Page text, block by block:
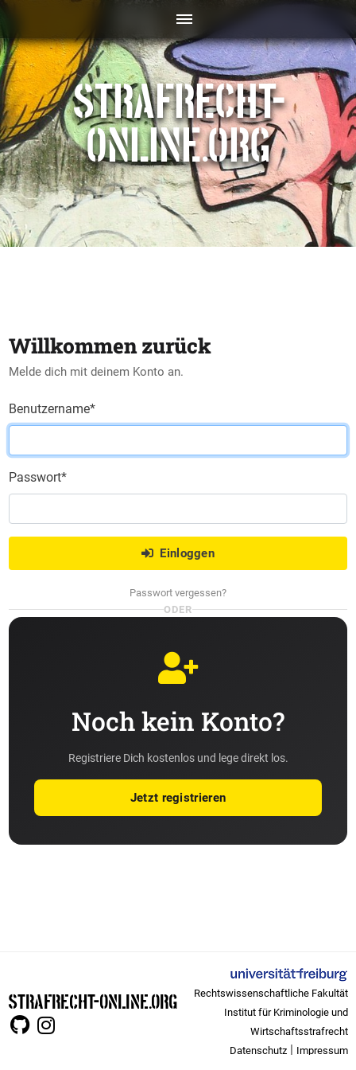
STRAFRECHT-
ONLINE.ORG
Willkommen zurück
Melde dich mit deinem Konto an.
Benutzername*
Passwort*
Einloggen
Passwort vergessen?
ODER
Noch kein Konto?
Registriere Dich kostenlos und lege direkt los.
Jetzt registrieren
STRAFRECHT-ONLINE.ORG
Rechtswissenschaftliche Fakultät
Institut für Kriminologie und
Wirtschaftsstrafrecht
Datenschutz | Impressum